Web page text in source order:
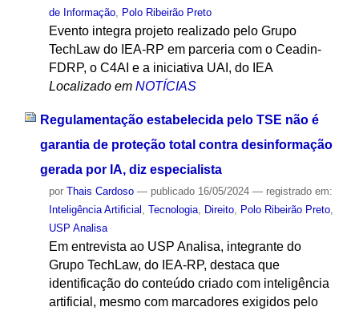
de Informação, Polo Ribeirão Preto
Evento integra projeto realizado pelo Grupo
TechLaw do IEA-RP em parceria com o Ceadin-
FDRP, o C4AI e a iniciativa UAI, do IEA
Localizado em NOTÍCIAS
Regulamentação estabelecida pelo TSE não é
garantia de proteção total contra desinformação
gerada por IA, diz especialista
por Thais Cardoso — publicado16/05/2024 — registrado em:
Inteligência Artificial , Tecnologia, Direito, Polo Ribeirão Preto,
USP Analisa
Em entrevista ao USP Analisa, integrante do
Grupo TechLaw, do IEA-RP, destaca que
identificação do conteúdo criado com inteligência
artificial, mesmo com marcadores exigidos pelo